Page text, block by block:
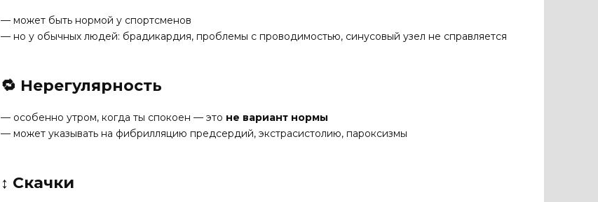
— может быть нормой у спортсменов
— но у обычных людей: брадикардия, проблемы с проводимостью, синусовый узел не справляется
🔁 Нерегулярность
— особенно утром, когда ты спокоен — это не вариант нормы
— может указывать на фибрилляцию предсердий, экстрасистолию, пароксизмы
↕ Скачки